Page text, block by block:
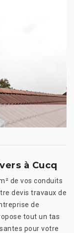
à Cucq
de vos conduits
devis travaux de
de
tout un tas
pour votre